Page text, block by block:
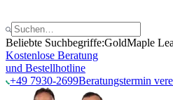
Beliebte Suchbegriffe:GoldMaple
Kostenlose Beratung
und Bestellhotline
+49 7930-2699Beratungstermin